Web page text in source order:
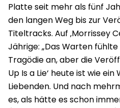
Platte seit mehr als fünf
den langen Weg bis zur
Titeltracks. Auf ‚Morrissey
Jährige: „Das Warten
Tragödie an, aber die
Up Is a Lie‘ heute ist wie
Liebenden. Und nach
es, als hätte es schon